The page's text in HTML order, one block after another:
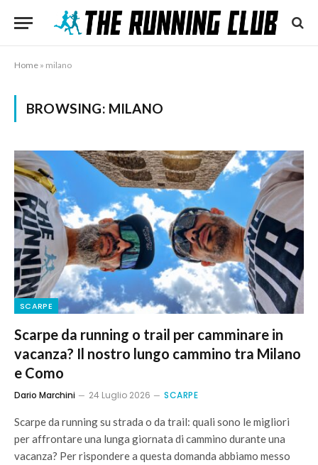
Home » milano
BROWSING: MILANO
SCARPE
Scarpe da running o trail per camminare in
vacanza? Il nostro lungo cammino tra Milano
e Como
Dario Marchini 24 Luglio 2026 SCARPE
Scarpe da running su strada o da trail: quali sono le migliori
per affrontare una lunga giornata di cammino durante una
vacanza? Per rispondere a questa domanda abbiamo messo